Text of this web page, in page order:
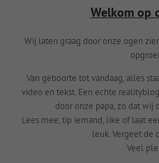
Welkom op
Wij laten graag door onze ogen
Van geboorte tot vandaag, alles
video en tekst. Een echte
door onze papa, zo dat wij
Lees mee, tip iemand, like of laat
leuk. Vergeet de
Veel